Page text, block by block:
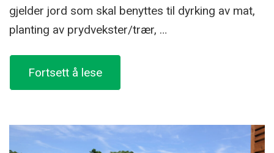
gjelder jord som skal benyttes til dyrking av mat,
planting av prydvekster/trær, …
Fortsett å lese«Plantejord
av